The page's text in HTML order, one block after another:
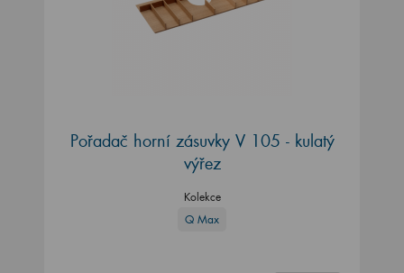
Pořadač horní zásuvky V 105 - kulatý
výřez
Kolekce
Q Max